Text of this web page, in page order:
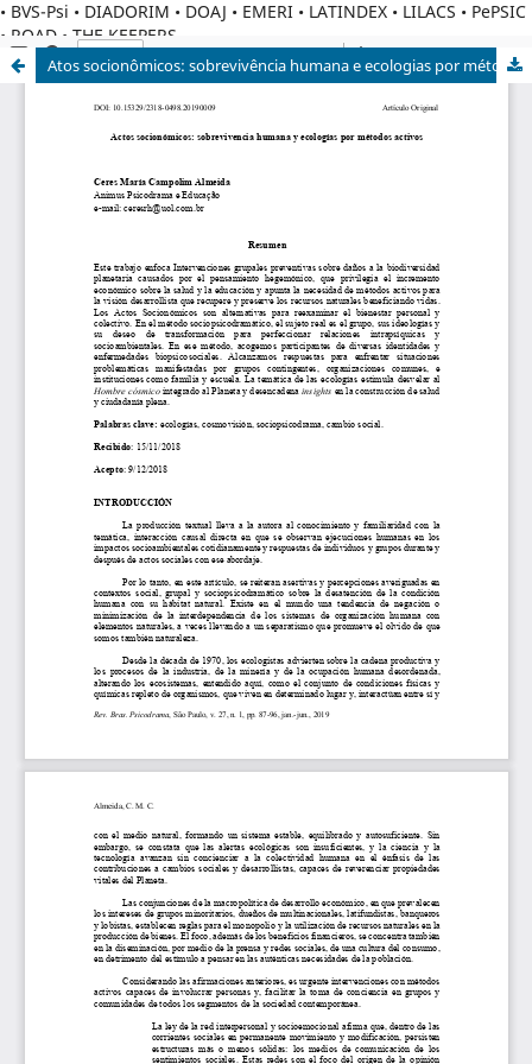
• BVS-Psi • DIADORIM • DOAJ • EMERI • LATINDEX • LILACS • PePSIC
• ROAD • THE KEEPERS
Atos socionômicos: sobrevivência humana e ecologias por métodos ativos